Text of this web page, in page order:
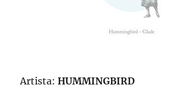
Artista:HUMMINGBIRD